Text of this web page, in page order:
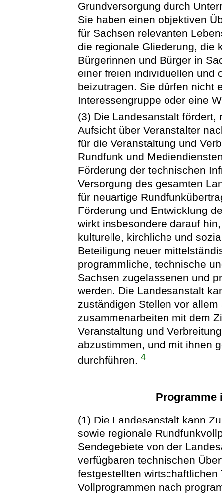
Grundversorgung durch
Sie haben einen objektiven
für Sachsen relevanten
die regionale Gliederung, die
Bürgerinnen und Bürger in
einer freien individuellen und
beizutragen. Sie dürfen nicht
Interessengruppe oder eine
(3) Die Landesanstalt fördert,
Aufsicht über Veranstalter
für die Veranstaltung und
Rundfunk und
Förderung der technischen
Versorgung des gesamten
für neuartige
Förderung und Entwicklung
wirkt insbesondere darauf
kulturelle, kirchliche und
Beteiligung neuer
programmliche, technische
Sachsen zugelassenen und
werden. Die Landesanstalt
zuständigen Stellen vor
zusammenarbeiten mit dem
Veranstaltung und
abzustimmen, und mit ihnen
durchführen.4
Programme
(1) Die Landesanstalt kann
sowie regionale
Sendegebiete von der
verfügbaren technischen
festgestellten
Vollprogrammen nach